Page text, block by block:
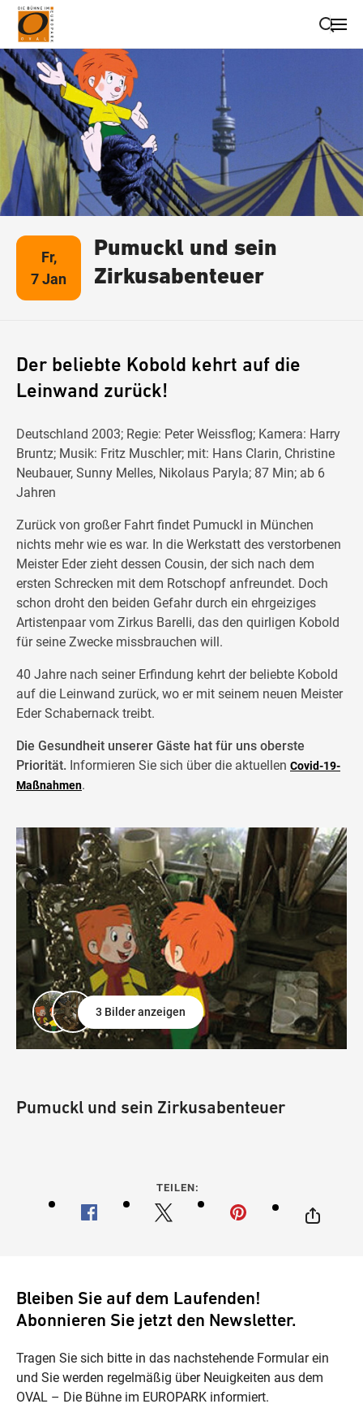
Wegbeschreibung erhalten
Fr,
7 Jan
Pumuckl und sein
Zirkusabenteuer
Der beliebte Kobold kehrt auf die
Leinwand zurück!
Deutschland 2003; Regie: Peter Weissflog; Kamera: Harry
Bruntz; Musik: Fritz Muschler; mit: Hans Clarin, Christine
Neubauer, Sunny Melles, Nikolaus Paryla; 87 Min; ab 6
Jahren
Zurück von großer Fahrt findet Pumuckl in München
nichts mehr wie es war. In die Werkstatt des verstorbenen
Meister Eder zieht dessen Cousin, der sich nach dem
ersten Schrecken mit dem Rotschopf anfreundet. Doch
schon droht den beiden Gefahr durch ein ehrgeiziges
Artistenpaar vom Zirkus Barelli, das den quirligen Kobold
für seine Zwecke missbrauchen will.
40 Jahre nach seiner Erfindung kehrt der beliebte Kobold
auf die Leinwand zurück, wo er mit seinem neuen Meister
Eder Schabernack treibt.
Die Gesundheit unserer Gäste hat für uns oberste
Priorität. Informieren Sie sich über die aktuellen Covid-19-
Maßnahmen.
3 Bilder anzeigen
Pumuckl und sein Zirkusabenteuer
TEILEN:
Bleiben Sie auf dem Laufenden!
Abonnieren Sie jetzt den Newsletter.
Tragen Sie sich bitte in das nachstehende Formular ein
und Sie werden regelmäßig über Neuigkeiten aus dem
OVAL – Die Bühne im EUROPARK informiert.